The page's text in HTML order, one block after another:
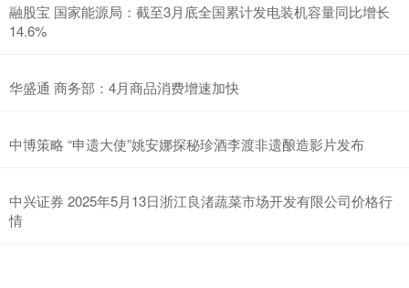
融股宝 国家能源局：截至3月底全国累计发电装机容量同比增长
14.6%
华盛通 商务部：4月商品消费增速加快
中博策略 “申遗大使”姚安娜探秘珍酒李渡非遗酿造影片发布
中兴证券 2025年5月13日浙江良渚蔬菜市场开发有限公司价格行
情